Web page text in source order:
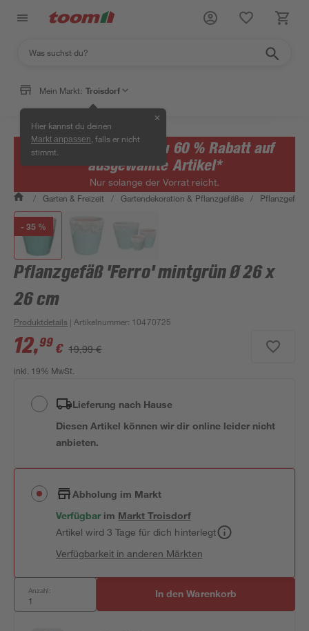
Mein Markt: Troisdorf
Hier kannst du deinen
Markt anpassen , falls er nicht
stimmt.
✕
Sommer-Sale: Bis zu 60 % Rabatt auf
ausgewählte Artikel*
Nur solange der Vorrat reicht.
/ Garten & Freizeit / Gartendekoration & Pflanzgefäße /
- 35 %
Pflanzgefäß 'Ferro' mintgrün Ø 26 x
26 cm
Produktdetails | Artikelnummer: 10470725
12,99 € 19,99 €
inkl. 19% MwSt.
Lieferung nach Hause
Diesen Artikel können wir dir online leider nicht
anbieten.
Abholung im Markt
Verfügbar im MarktTroisdorf
Artikel wird 3 Tage für dich hinterlegt
Verfügbarkeit in anderen Märkten
Anzahl: In den Warenkorb